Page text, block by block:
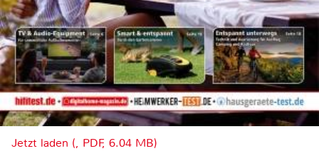
Jetzt laden (, PDF, 6.04 MB)